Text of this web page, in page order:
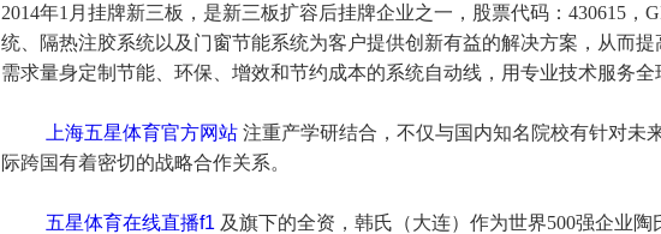
2014年1月挂牌新三板，是新三板扩容后挂牌企业之一，股票代码：430615，
统 、隔热注胶系统以及门窗节能系统为客户提供创新有益的解决方案，从而
需求量身定制节能、环保、增效和节约成本的系统自动线，用专业技术服务全
上海五星体育官方网站 注重产学研结合，不仅与国内知名院校有针对未
际跨国有着密切的战略合作关系。
五星体育在线直播f1 及旗下的全资 ，韩氏（大连）作为世界500强企业